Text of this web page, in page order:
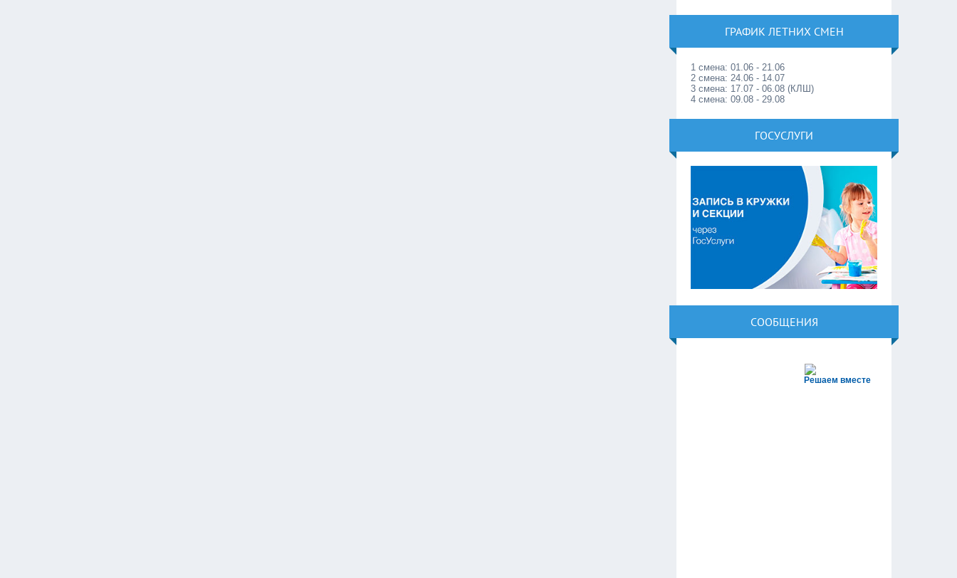
ГРАФИК ЛЕТНИХ СМЕН
1 смена: 01.06 - 21.06
2 смена: 24.06 - 14.07
3 смена: 17.07 - 06.08 (КЛШ)
4 смена: 09.08 - 29.08
ГОСУСЛУГИ
СООБЩЕНИЯ
Решаем вместе